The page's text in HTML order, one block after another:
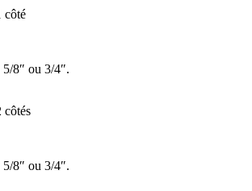
côté
8″ ou 3/4″.
côtés
8″ ou 3/4″.